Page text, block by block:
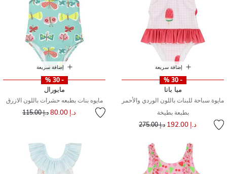
إضافة سريعة
- 30 %
ميا باتا
مايوة سباحة للبنات باللون الوردي والأحمر
بطبعة بطيخة
د.إ 192.00 سعر مخفض مند.إ 275.00
إضافة سريعة
- 30 %
مايورال
مايوه بنات بطبعه حشرات باللون الازرق
د.إ 80.00 سعر مخفض من
د.إ 115.00 إلى